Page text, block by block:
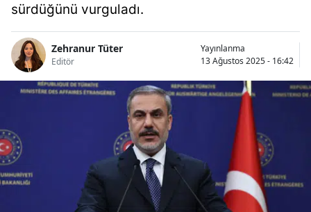
sürdüğünü vurguladı.
Zehranur Tüter
Editör
Yayınlanma
13 Ağustos 2025 - 16:42